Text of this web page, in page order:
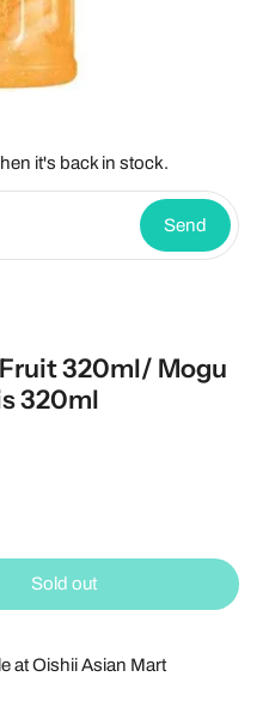
it's back in stock.
Send
320ml/ Mogu
320ml
Sold out
atOishii Asian Mart